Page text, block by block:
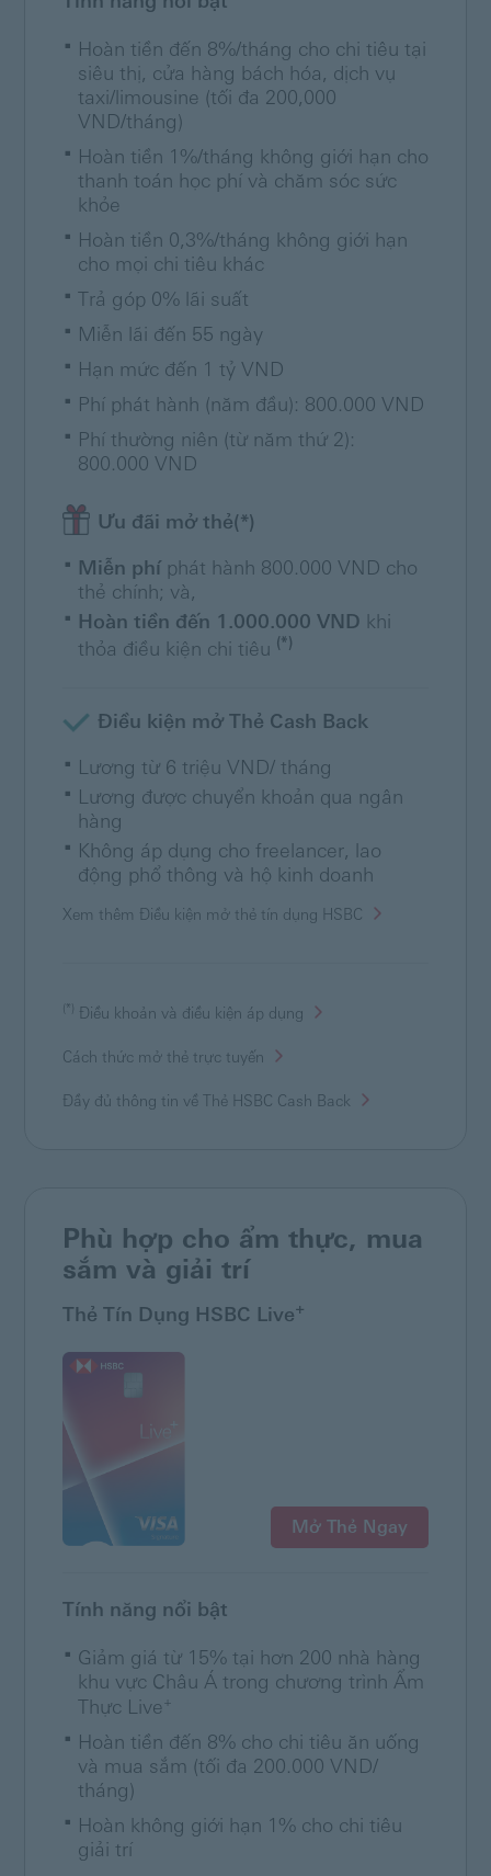
Hoàn tiền đến 8%/tháng cho chi tiêu tại
siêu thị, cửa hàng bách hóa, dịch vụ
taxi/limousine (tối đa 200,000
VND/tháng)
Hoàn tiền 1%/tháng không giới hạn cho
thanh toán học phí và chăm sóc sức
khỏe
Hoàn tiền 0,3%/tháng không giới hạn
cho mọi chi tiêu khác
Trả góp 0% lãi suất
Miễn lãi đến 55 ngày
Hạn mức đến 1 tỷ VND
Phí phát hành (năm đầu): 800.000 VND
Phí thường niên (từ năm thứ 2):
800.000 VND
Ưu đãi mở thẻ(*)
Miễn phíphát hành 800.000 VND cho
thẻ chính; và,
Hoàn tiền đến 1.000.000 VND khi
thỏa điều kiện chi tiêu (*)
Điều kiện mở Thẻ Cash Back
Lương từ 6 triệu VND/ tháng
Lương được chuyển khoản qua ngân
hàng
Không áp dụng cho freelancer, lao
động phổ thông và hộ kinh doanh
Xem thêm Điều kiện mở thẻ tín dụng HSBC
(*) Điều khoản và điều kiện áp dụng
Cách thức mở thẻ trực tuyến
Đầy đủ thông tin về Thẻ HSBC Cash Back
Phù hợp cho ẩm thực, mua
sắm và giải trí
Thẻ Tín Dụng HSBC Live+
Mở Thẻ Ngay
Tính năng nổi bật
Giảm giá từ 15% tại hơn 200 nhà hàng
khu vực Châu Á trong chương trình Ẩm
Thực Live +
Hoàn tiền đến 8% cho chi tiêu ăn uống
và mua sắm (tối đa 200.000 VND/
tháng)
Hoàn không giới hạn 1% cho chi tiêu
giải trí